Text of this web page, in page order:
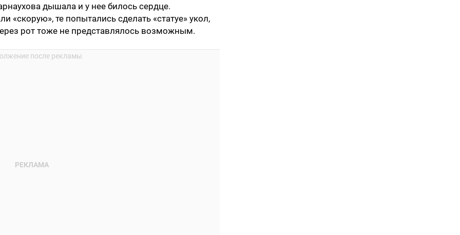
дышала и у нее билось сердце.
«скорую», те попытались сделать «статуе» укол,
рот тоже не представлялось возможным.